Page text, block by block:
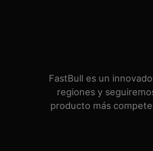
FastBull es un
regiones y
producto más